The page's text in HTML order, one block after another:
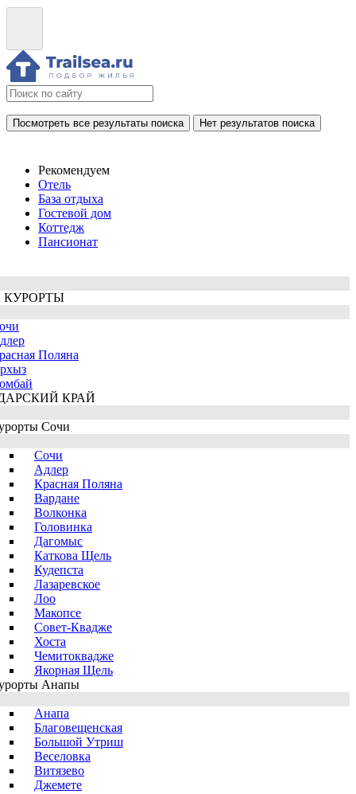
Посмотреть все результаты поиска Нет результатов поиска
Рекомендуем
Отель
База отдыха
Гостевой дом
Коттедж
Пансионат
КУРОРТЫ
Поляна
КРАЙ
Сочи
Сочи
Адлер
Красная Поляна
Вардане
Волконка
Головинка
Дагомыс
Каткова Щель
Кудепста
Лазаревское
Лоо
Макопсе
Совет-Квадже
Хоста
Чемитоквадже
Якорная Щель
Анапы
Анапа
Благовещенская
Большой Утриш
Веселовка
Витязево
Джемете